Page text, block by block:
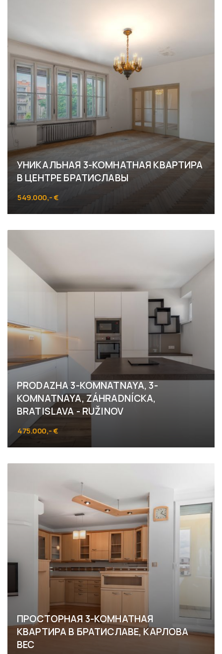
УНИКАЛЬНАЯ 3-КОМНАТНАЯ КВАРТИРА
В ЦЕНТРЕ БРАТИСЛАВЫ
549.000,- €
PRODAZHA 3-KOMNATNAYA, 3-
KOMNATNAYA, ZÁHRADNÍCKA,
BRATISLAVA - RUŽINOV
475.000,- €
ПРОСТОРНАЯ 3-КОМНАТНАЯ
КВАРТИРА В БРАТИСЛАВЕ, КАРЛОВА
ВЕС